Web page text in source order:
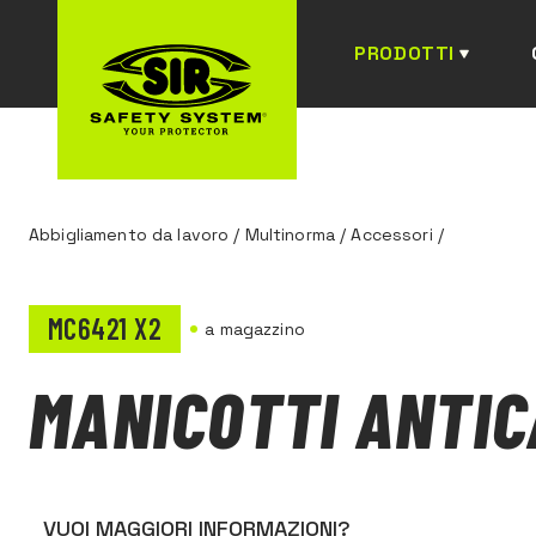
PRODOTTI
Abbigliamento da lavoro / Multinorma /Accessori /
MC6421 X2 a magazzino
MANICOTTI
VUOI MAGGIORI INFORMAZIONI?